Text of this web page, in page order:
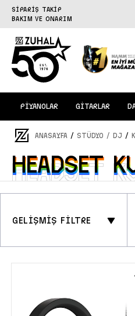
SİPARİŞ TAKİP
BAKIM VE ONARIM
PİYANOLAR GİTARLAR
ANASAYFA / STÜDYO / DJ /
HEADSET
HEADSET
GELİŞMİŞ FİLTRE